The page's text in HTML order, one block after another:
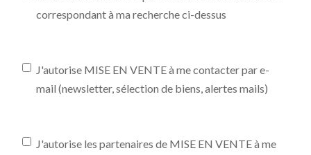
correspondant à ma recherche ci-dessus
J'autorise MISE EN VENTE à me contacter par e-
mail (newsletter, sélection de biens, alertes mails)
J'autorise les partenaires de MISE EN VENTE à me